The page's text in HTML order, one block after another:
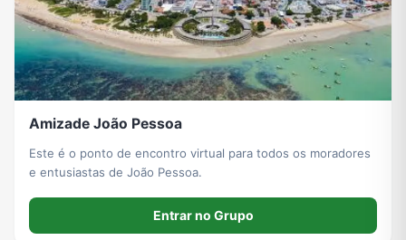
Amizade João Pessoa
Este é o ponto de encontro virtual para todos os moradores
e entusiastas de João Pessoa.
Entrar no Grupo